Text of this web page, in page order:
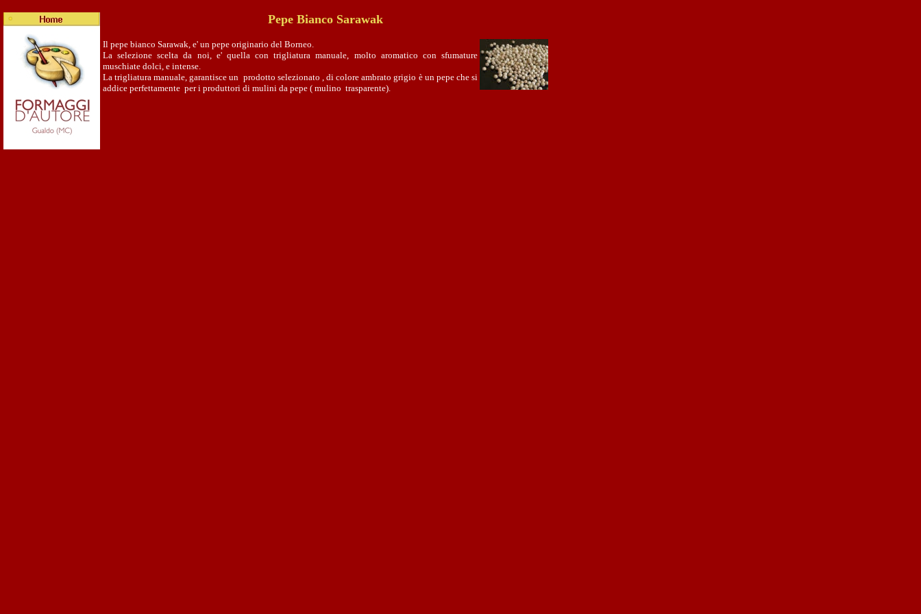
Pepe Bianco Sarawak
Il pepe bianco Sarawak, e' un pepe originario del Borneo.
La selezione scelta da noi, e' quella con trigliatura manuale, molto aromatico con sfumature
muschiate dolci, e intense.
La trigliatura manuale, garantisce un prodotto selezionato , di colore ambrato grigio è un pepe che si
addice perfettamente per i produttori di mulini da pepe ( mulino trasparente).